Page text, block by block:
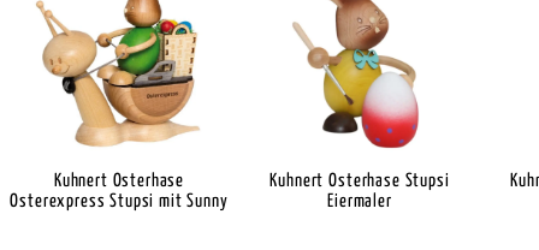
Kuhnert Osterhase
Osterexpress Stupsi mit Sunny
Kuhnert Osterhase Stupsi
Eiermaler